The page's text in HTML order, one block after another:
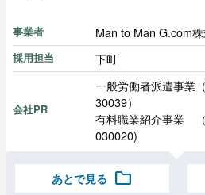
事業者 Man to Man G.com
採用担当 下町
会社PR
一般労働者派遣事業
30039）
有料職業紹介事業
030020)
あとで見る folder